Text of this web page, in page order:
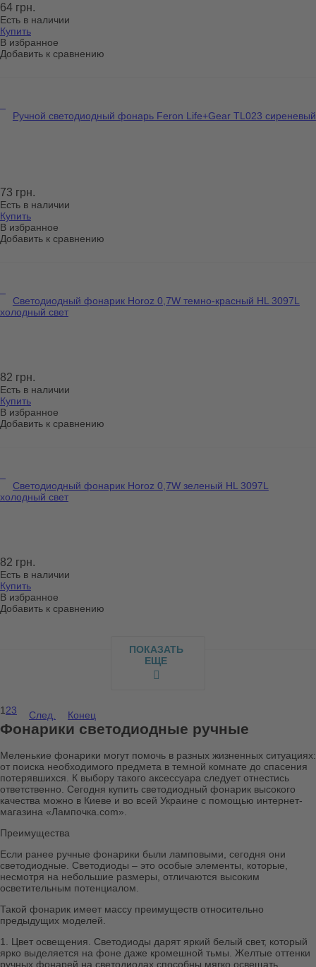
64 грн.
Есть в наличии
Купить
В избранное
Добавить к сравнению
Ручной светодиодный фонарь Feron Life+Gear TL023 сиреневый
73 грн.
Есть в наличии
Купить
В избранное
Добавить к сравнению
Светодиодный фонарик Horoz 0,7W темно-красный HL 3097L
холодный свет
82 грн.
Есть в наличии
Купить
В избранное
Добавить к сравнению
Светодиодный фонарик Horoz 0,7W зеленый HL 3097L
холодный свет
82 грн.
Есть в наличии
Купить
В избранное
Добавить к сравнению
ПОКАЗАТЬ
ЕЩЕ
1 23 След. Конец
Фонарики светодиодные ручные
Меленькие фонарики могут помочь в разных жизненных ситуациях:
от поиска необходимого предмета в темной комнате до спасения
потерявшихся. К выбору такого аксессуара следует отнестись
ответственно. Сегодня купить светодиодный фонарик высокого
качества можно в Киеве и во всей Украине с помощью интернет-
магазина «Лампочка.com».
Преимущества
Если ранее ручные фонарики были ламповыми, сегодня они
светодиодные. Светодиоды – это особые элементы, которые,
несмотря на небольшие размеры, отличаются высоким
осветительным потенциалом.
Такой фонарик имеет массу преимуществ относительно
предыдущих моделей.
1. Цвет освещения. Светодиоды дарят яркий белый свет, который
ярко выделяется на фоне даже кромешной тьмы. Желтые оттенки
ручных фонарей на светодиодах способны мягко освещать